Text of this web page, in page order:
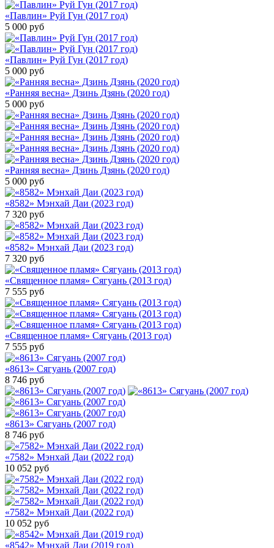
«Павлин» Руй Гун (2017 год)
5 000 руб
«Павлин» Руй Гун (2017 год)
5 000 руб
«Ранняя весна» Дзинь Дзянь (2020 год)
5 000 руб
«Ранняя весна» Дзинь Дзянь (2020 год)
5 000 руб
«8582» Мэнхай Даи (2023 год)
7 320 руб
«8582» Мэнхай Даи (2023 год)
7 320 руб
«Священное пламя» Сягуань (2013 год)
7 555 руб
«Священное пламя» Сягуань (2013 год)
7 555 руб
«8613» Сягуань (2007 год)
8 746 руб
«8613» Сягуань (2007 год)
8 746 руб
«7582» Мэнхай Даи (2022 год)
10 052 руб
«7582» Мэнхай Даи (2022 год)
10 052 руб
«8542» Мэнхай Даи (2019 год)